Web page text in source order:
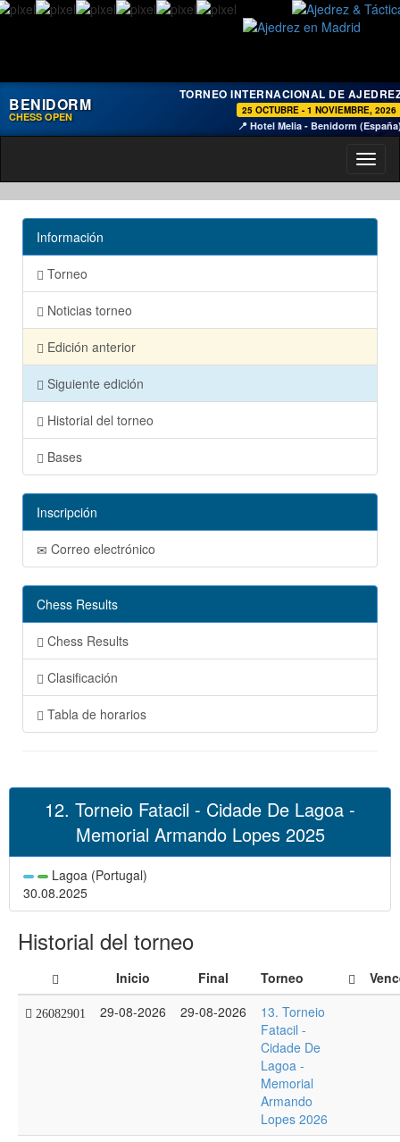
BENIDORM
CHESS OPEN
TORNEO INTERNACIONAL DE
25 OCTUBRE - 1 NOVIEMBRE, 2026
📍 Hotel Melia - Benidorm
Información
Torneo
Noticias torneo
Edición anterior
Siguiente edición
Historial del torneo
Bases
Inscripción
Correo electrónico
Chess Results
Chess Results
Clasificación
Tabla de horarios
12. Torneio Fatacil - Cidade De Lagoa -
Memorial Armando Lopes 2025
Lagoa (Portugal)
30.08.2025
Historial del torneo
Inicio Final Torneo
26082901 29-08-2026 29-08-2026
13. Torneio
Fatacil -
Cidade De
Lagoa -
Memorial
Armando
Lopes 2026